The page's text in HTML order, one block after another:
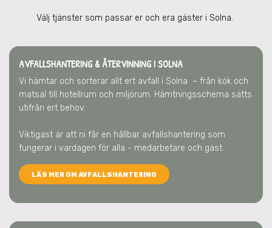
Välj tjänster som passar er och era gäster i Solna.
AVFALLSHANTERING & ÅTERVINNINGI SOLNA
Vi hämtar och sorterar allt ert avfall i Solna – från kök och
matsal till hotellrum och miljörum. Hämtningsschema sätts
utifrån ert behov.
Viktigast är att ni får en hållbar avfallshantering som
fungerar i vardagen för alla - medarbetare och gäst.
LÄS MER OM AVFALLSHANTERING